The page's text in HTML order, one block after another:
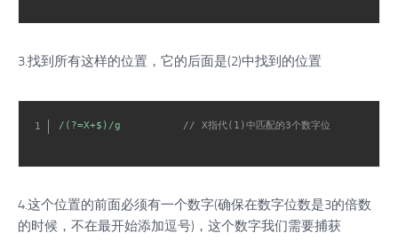
3.找到所有这样的位置，它的后面是(2)中找到的位置
/(?=X+$)/g // X指代(1)中匹配的3个数字位
4.这个位置的前面必须有一个数字(确保在数字位数是3的倍数
的时候，不在最开始添加逗号)，这个数字我们需要捕获